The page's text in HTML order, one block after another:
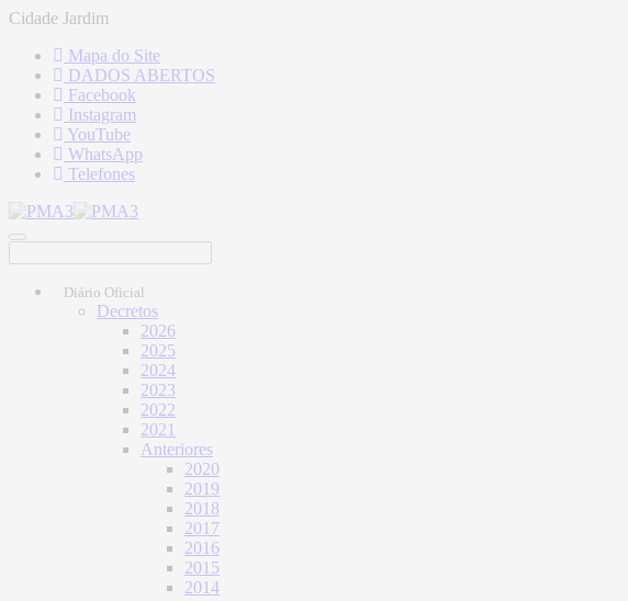
Cidade Jardim
Mapa do Site
DADOS ABERTOS
Facebook
Instagram
YouTube
WhatsApp
Telefones
Diário Oficial
Decretos
2026
2025
2024
2023
2022
2021
Anteriores
2020
2019
2018
2017
2016
2015
2014